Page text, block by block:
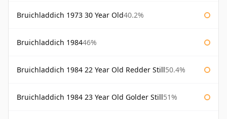
Bruichladdich 1973 30 Year Old40.2%
Bruichladdich 198446%
Bruichladdich 1984 22 Year Old Redder Still50.4%
Bruichladdich 1984 23 Year Old Golder Still51%